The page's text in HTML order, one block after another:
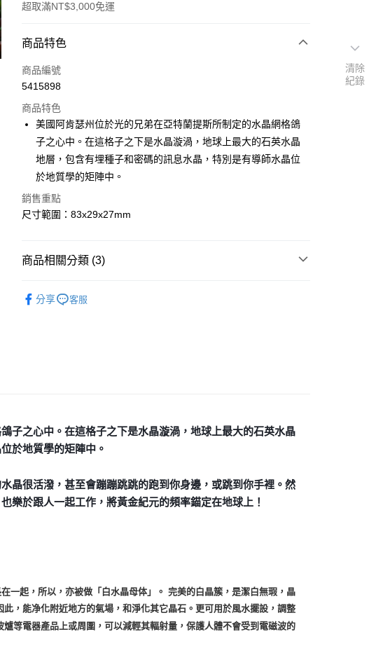
超取滿NT$3,000免運
付款方式
信用卡一次付款
LINE Pay
Apple Pay
街口支付
悠遊付
ATM付款
運送方式
全家取貨付款
郵局幫你送（離島）
每筆NT$80，滿NT$3,000(含以上)免運費
免運費
商品特色
商品編號
5415898
商品特色
美國阿肯瑟州位於光的兄弟在亞特蘭提斯所制定的水晶網格鴿
子之心中。在這格子之下是水晶漩渦，地球上最大的石英水晶
地層，包含有埋種子和密碼的訊息水晶，特別是有導師水晶位
於地質學的矩陣中。
銷售重點
尺寸範圍：83x29x27mm
商品相關分類 (3)
分享 客服
子之心中。在這格子之下是水晶漩渦，地球上最大的石英水晶
於地質學的矩陣中。
晶很活潑，甚至會蹦蹦跳跳的跑到你身邊，或跳到你手裡。然
樂於跟人一起工作，將黃金紀元的頻率錨定在地球上！
一起，所以，亦被做「白水晶母体」。 完美的白晶簇，是潔白無瑕，晶
，能净化附近地方的氣場，和淨化其它晶石。更可用於風水擺設，調整
等電器產品上或周圍，可以減輕其輻射量，保護人體不會受到電磁波的
清除
紀錄